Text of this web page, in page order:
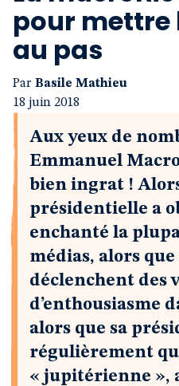
pour mettre
au pas
Par Basile Mathieu
18 juin 2018
Aux yeux de
Emmanuel
bien ingrat !
présidentielle a
enchanté la
médias, alors
déclenchent des
d’enthousiasme
alors que sa
régulièrement
« jupitérienne »,